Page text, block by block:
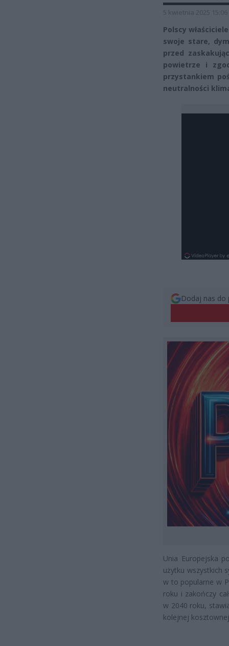
5 kwietnia 2025 15:06
Polscy
swoje stare,
przed
powietrze i
przystankiem
neutralności
Dodaj nas do
Unia Europejska
użytku wszystkich
w to popularne w
roku i zakończy
w 2040 roku,
kolejnej